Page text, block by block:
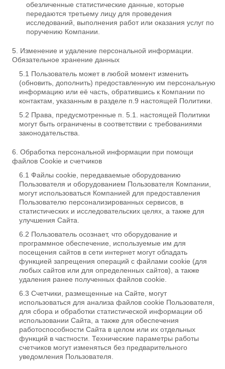
обезличенные статистические данные, которые
передаются третьему лицу для проведения
исследований, выполнения работ или оказания услуг по
поручению Компании.
Изменение и удаление персональной информации.
Обязательное хранение данных
Пользователь может в любой момент изменить
(обновить, дополнить) предоставленную им персональную
информацию или её часть, обратившись к Компании по
контактам, указанным в разделе п.9 настоящей Политики.
Права, предусмотренные п. 5.1. настоящей Политики
могут быть ограничены в соответствии с требованиями
законодательства.
Обработка персональной информации при помощи
файлов Cookie и счетчиков
Файлы cookie, передаваемые оборудованию
Пользователя и оборудованием Пользователя Компании,
могут использоваться Компанией для предоставления
Пользователю персонализированных сервисов, в
статистических и исследовательских целях, а также для
улучшения Сайта.
Пользователь осознает, что оборудование и
программное обеспечение, используемые им для
посещения сайтов в сети интернет могут обладать
функцией запрещения операций с файлами cookie (для
любых сайтов или для определенных сайтов), а также
удаления ранее полученных файлов cookie.
Счетчики, размещенные на Сайте, могут
использоваться для анализа файлов cookie Пользователя,
для сбора и обработки статистической информации об
использовании Сайта, а также для обеспечения
работоспособности Сайта в целом или их отдельных
функций в частности. Технические параметры работы
счетчиков могут изменяться без предварительного
уведомления Пользователя.